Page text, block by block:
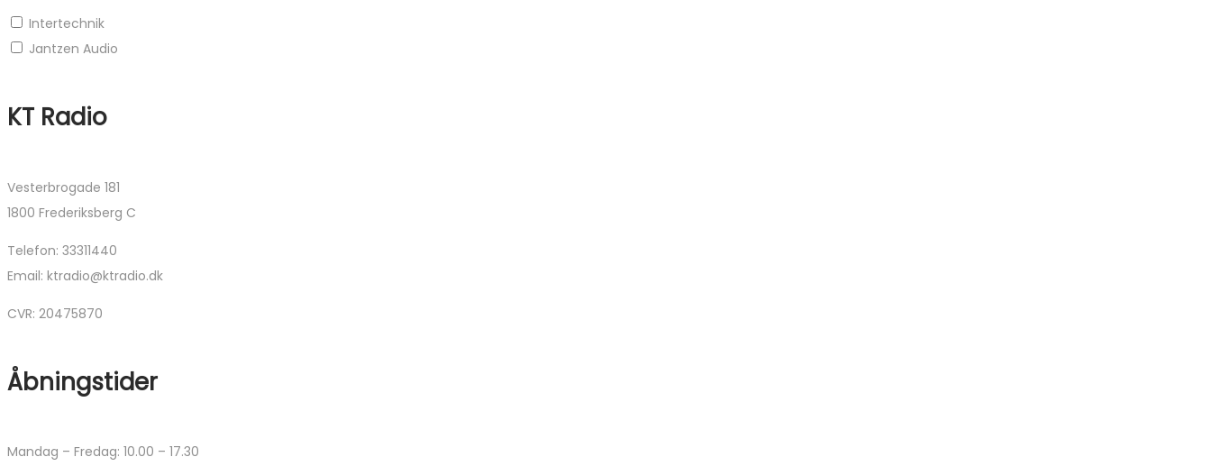
Intertechnik
Jantzen Audio
KT Radio
Vesterbrogade 181
1800 Frederiksberg C
Telefon: 33311440
Email: ktradio@ktradio.dk
CVR: 20475870
Åbningstider
Mandag – Fredag: 10.00 – 17.30